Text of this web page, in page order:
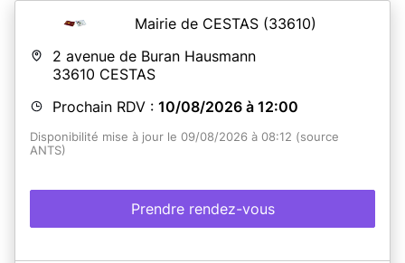
Mairie de CESTAS (33610)
2 avenue de Buran Hausmann
33610 CESTAS
Prochain RDV : 10/08/2026 à 12:00
Disponibilité mise à jour le 09/08/2026 à 08:12 (source
ANTS)
Prendre rendez-vous